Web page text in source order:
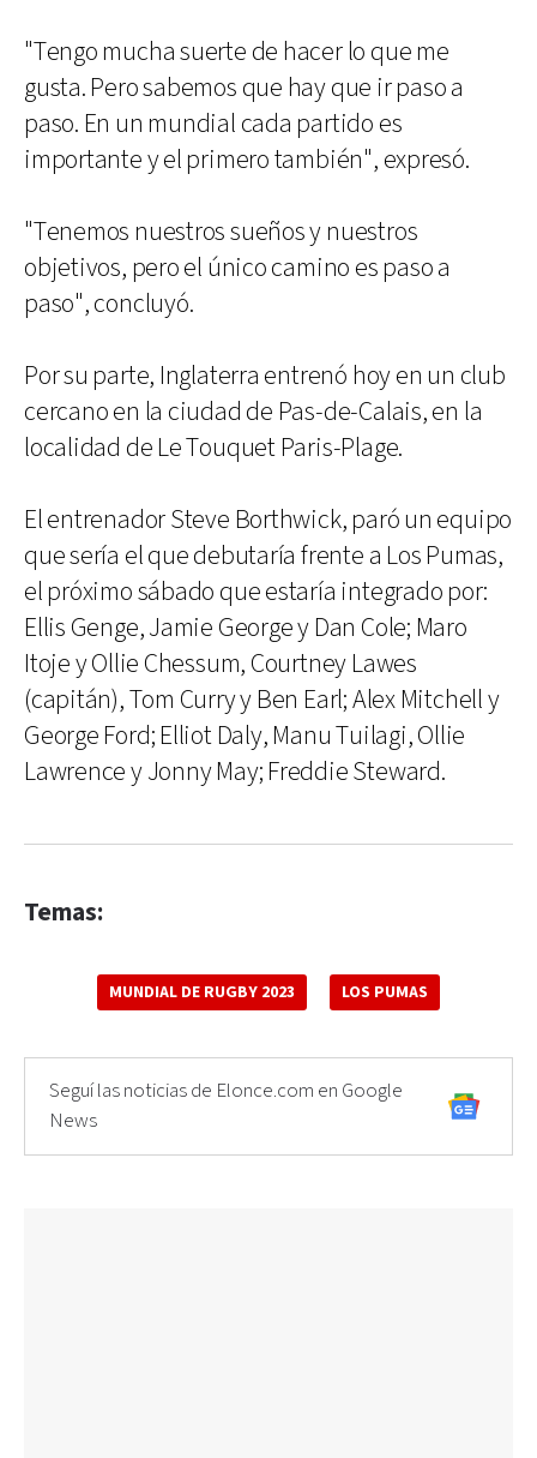
"Tengo mucha suerte de hacer lo que me
gusta. Pero sabemos que hay que ir paso a
paso. En un mundial cada partido es
importante y el primero también", expresó.
"Tenemos nuestros sueños y nuestros
objetivos, pero el único camino es paso a
paso", concluyó.
Por su parte, Inglaterra entrenó hoy en un club
cercano en la ciudad de Pas-de-Calais, en la
localidad de Le Touquet Paris-Plage.
El entrenador Steve Borthwick, paró un equipo
que sería el que debutaría frente a Los Pumas,
el próximo sábado que estaría integrado por:
Ellis Genge, Jamie George y Dan Cole; Maro
Itoje y Ollie Chessum, Courtney Lawes
(capitán), Tom Curry y Ben Earl; Alex Mitchell y
George Ford; Elliot Daly, Manu Tuilagi, Ollie
Lawrence y Jonny May; Freddie Steward.
Temas:
MUNDIAL DE RUGBY 2023 LOS PUMAS
Seguí las noticias de Elonce.com en Google
News